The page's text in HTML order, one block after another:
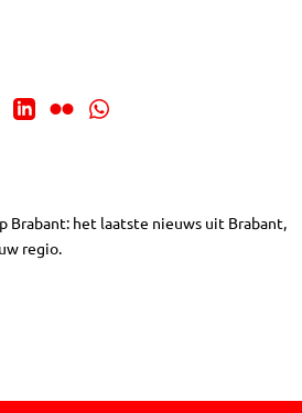
Brabant: het laatste nieuws uit Brabant,
regio.